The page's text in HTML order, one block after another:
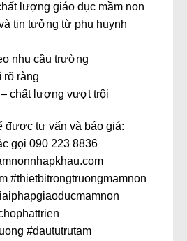
lượng giáo dục mầm non
tin tưởng từ phụ huynh
nhu cầu trường
rõ ràng
chất lượng vượt trội
được tư vấn và báo giá:
gọi 090 223 8836
#thietbitrongtruongmamnon
#daututrutam